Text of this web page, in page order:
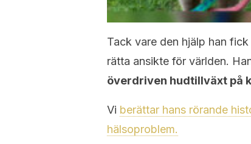
Tack vare den hjälp han
rätta ansikte för världen.
överdriven hudtillväxt på
Vi berättar hans rörande
hälsoproblem.